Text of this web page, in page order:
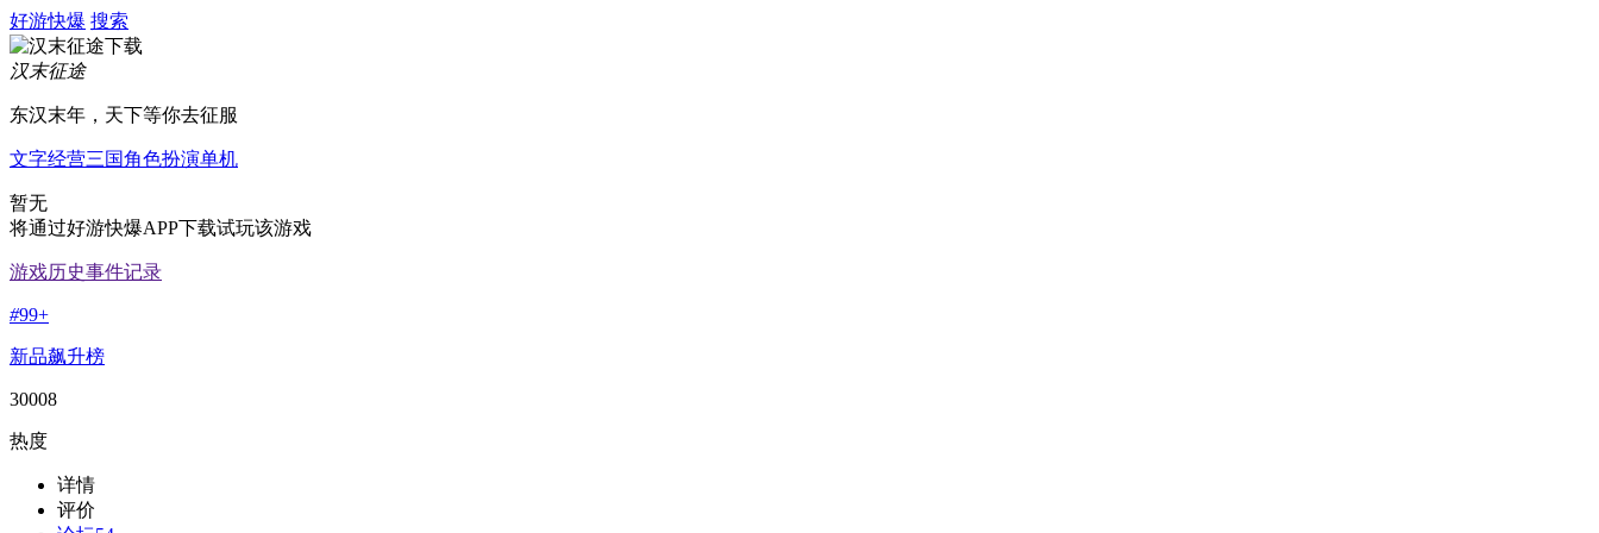
好游快爆 搜索
汉末征途
东汉末年，天下等你去征服
文字经营三国角色扮演单机
暂无
将通过好游快爆APP下载试玩该游戏
游戏历史事件记录
#99+
新品飙升榜
30008
热度
详情
评价